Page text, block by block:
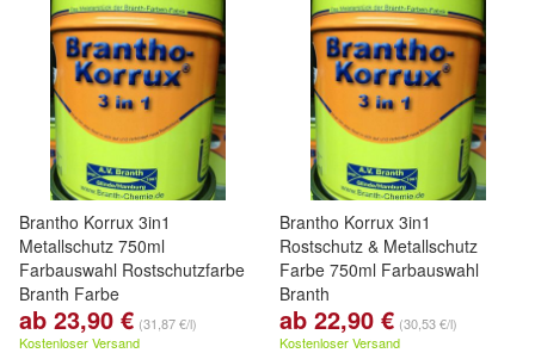
Brantho Korrux 3in1
Metallschutz 750ml
Farbauswahl Rostschutzfarbe
Branth Farbe
ab 23,90 € (31,87 €/l)
Kostenloser Versand
Brantho Korrux 3in1
Rostschutz & Metallschutz
Farbe 750ml Farbauswahl
Branth
ab 22,90 € (30,53 €/l)
Kostenloser Versand